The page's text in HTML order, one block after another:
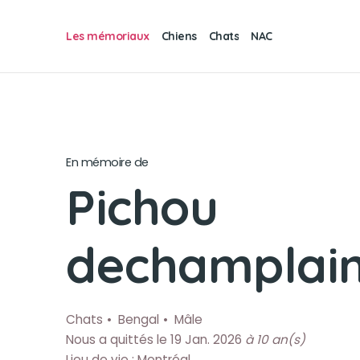
Les mémoriaux Chiens Chats NAC
En mémoire de
Pichou
Chats Bengal
Mâle
Nous a quittés le 19 Jan. 2026 à 10 an(s)